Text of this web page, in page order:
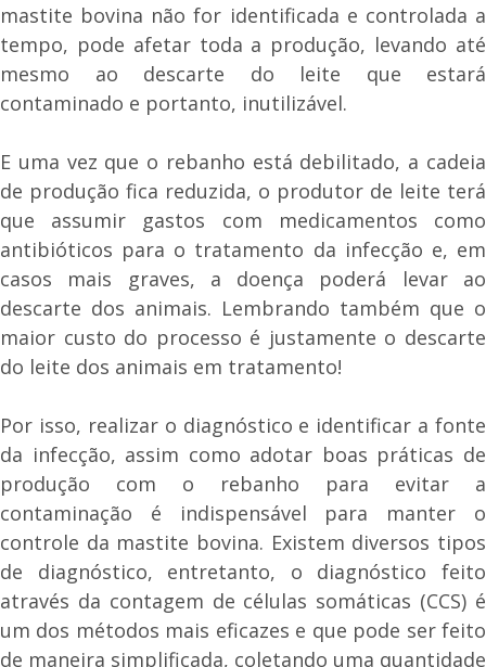
mastite bovina não for identificada e controlada a
tempo, pode afetar toda a produção, levando até
mesmo ao descarte do leite que estará
contaminado e portanto, inutilizável.
E uma vez que o rebanho está debilitado, a cadeia
de produção fica reduzida, o produtor de leite terá
que assumir gastos com medicamentos como
antibióticos para o tratamento da infecção e, em
casos mais graves, a doença poderá levar ao
descarte dos animais. Lembrando também que o
maior custo do processo é justamente o descarte
do leite dos animais em tratamento!
Por isso, realizar o diagnóstico e identificar a fonte
da infecção, assim como adotar boas práticas de
produção com o rebanho para evitar a
contaminação é indispensável para manter o
controle da mastite bovina. Existem diversos tipos
de diagnóstico, entretanto, o diagnóstico feito
através da contagem de células somáticas (CCS) é
um dos métodos mais eficazes e que pode ser feito
de maneira simplificada, coletando uma quantidade